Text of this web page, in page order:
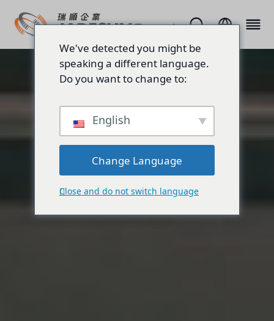
We've detected you might be
speaking a different language.
Do you want to change to:
English
Change Language
Close and do not switch language